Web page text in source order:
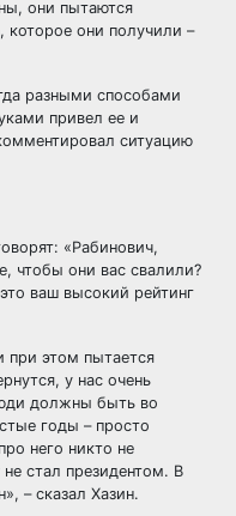
они пытаются
которое они получили –
разными способами
привел ее и
ситуацию
«Рабинович,
чтобы они вас свалили?
ваш высокий рейтинг
при этом пытается
у нас очень
должны быть во
годы – просто
него никто не
стал президентом. В
– сказал Хазин.